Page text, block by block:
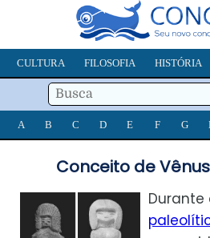
CULTURA FILOSOFIA HISTÓRIA
A B C D E F G
Conceito de
Durante